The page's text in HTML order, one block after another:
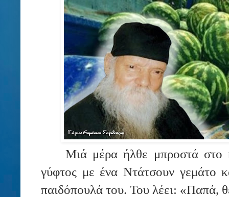
Μιά μέρα ήλθε μπροστά στο
γύφτος με ένα Ντάτσουν γεμάτο
παιδόπουλά του. Του λέει: «Παπά,